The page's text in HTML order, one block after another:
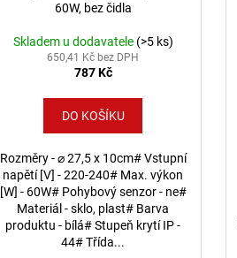
60W, bez čidla
Skladem u dodavatele (>5 ks)
650,41 Kč bez DPH
787 Kč
DO KOŠÍKU
Rozměry - ⌀ 27,5 x 10cm# Vstupní
napětí [V] - 220-240# Max. výkon
[W] - 60W# Pohybový senzor - ne#
Materiál - sklo, plast# Barva
produktu - bílá# Stupeň krytí IP -
44# Třída...